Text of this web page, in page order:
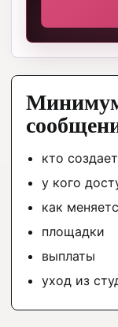
кто
у кого
как
площадки
выплаты
уход из